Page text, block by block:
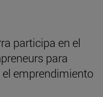
participa en el
para
emprendimiento